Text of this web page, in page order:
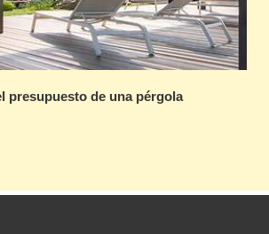
presupuesto de una pérgola